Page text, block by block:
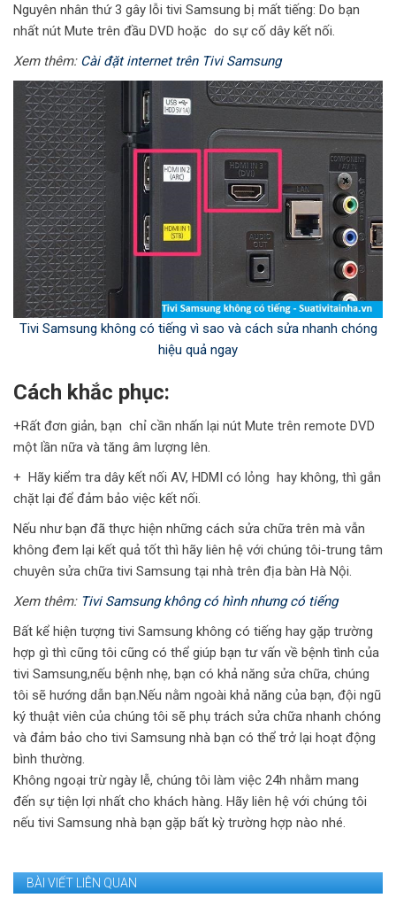
Nguyên nhân thứ 3 gây lỗi tivi Samsung bị mất tiếng: Do bạn
nhất nút Mute trên đầu DVD hoặc do sự cố dây kết nối.
Xem thêm: Cài đặt internet trên Tivi Samsung
Tivi Samsung không có tiếng vì sao và cách sửa nhanh chóng
hiệu quả ngay
Cách khắc phục:
+Rất đơn giản, bạn chỉ cần nhấn lại nút Mute trên remote DVD
một lần nữa và tăng âm lượng lên.
+ Hãy kiểm tra dây kết nối AV, HDMI có lỏng hay không, thì gắn
chặt lại để đảm bảo việc kết nối.
Nếu như bạn đã thực hiện những cách sửa chữa trên mà vẫn
không đem lại kết quả tốt thì hãy liên hệ với chúng tôi-trung tâm
chuyên sửa chữa tivi Samsung tại nhà trên địa bàn Hà Nội.
Xem thêm: Tivi Samsung không có hình nhưng có tiếng
Bất kể hiện tượng tivi Samsung không có tiếng hay gặp trường
hợp gì thì cũng tôi cũng có thể giúp bạn tư vấn về bệnh tình của
tivi Samsung,nếu bệnh nhẹ, bạn có khả năng sửa chữa, chúng
tôi sẽ hướng dẫn bạn.Nếu nằm ngoài khả năng của bạn, đội ngũ
ký thuật viên của chúng tôi sẽ phụ trách sửa chữa nhanh chóng
và đảm bảo cho tivi Samsung nhà bạn có thể trở lại hoạt động
bình thường.
Không ngoại trừ ngày lễ, chúng tôi làm việc 24h nhằm mang
đến sự tiện lợi nhất cho khách hàng. Hãy liên hệ với chúng tôi
nếu tivi Samsung nhà bạn gặp bất kỳ trường hợp nào nhé.
BÀI VIẾT LIÊN QUAN